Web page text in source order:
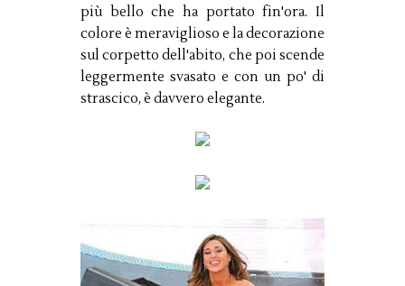
più bello che ha portato fin'ora. Il
colore è meraviglioso e la decorazione
sul corpetto dell'abito, che poi scende
leggermente svasato e con un po' di
strascico, è davvero elegante.